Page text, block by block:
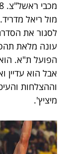
לסגור את
עונה מלאת
הפועל ת"א.
אבל הוא עדיין
וההצלחות
מיציץ'.